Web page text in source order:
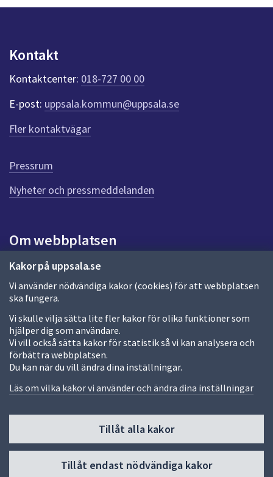
Kakor på uppsala.se
Vi använder nödvändiga kakor (cookies) för att webbplatsen
ska fungera.
Vi skulle vilja sätta lite fler kakor för olika funktioner som
hjälper dig som användare.
Vi vill också sätta kakor för statistik så vi kan analysera och
förbättra webbplatsen.
Du kan när du vill ändra dina inställningar.
Läs om vilka kakor vi använder och ändra dina inställningar
Tillåt alla kakor
Tillåt endast nödvändiga kakor
n
k
e
r
f
ö
r
e
n
n
a
d
a
Kontakt
Kontaktcenter: 018-727 00 00
E-post: uppsala.kommun@uppsala.se
Fler kontaktvägar
Pressrum
Nyheter och pressmeddelanden
Om webbplatsen
Om webbplatsen
Allmänna handlingar och diarium
Behandling av personuppgifter
Kakor
Språk (other languages)
Tillgänglighetsredogörelse
Fler sätt att följa oss